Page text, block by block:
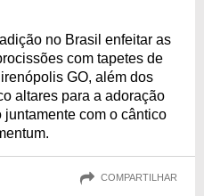
no Brasil enfeitar as
com tapetes de
GO, além dos
altares para a adoração
com o cântico
COMPARTILHAR